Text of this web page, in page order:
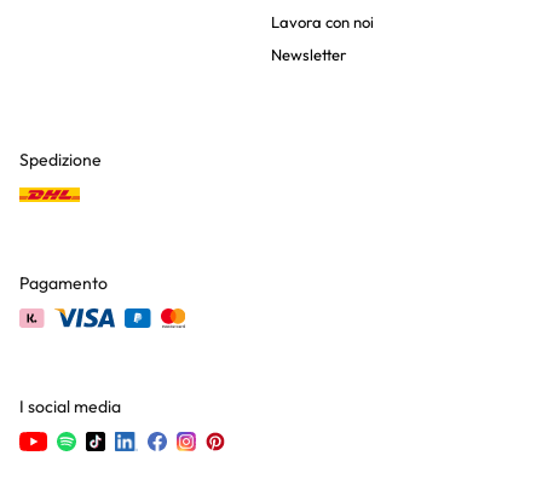
Lavora con noi
Newsletter
Spedizione
Pagamento
I social media